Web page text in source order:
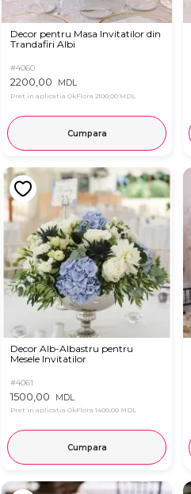
Decor pentru Masa Invitatilor din
Trandafiri Albi
#4060
2200,00 MDL
Pret in aplicatia OkFlora 2100,00 MDL
Cumpara
Decor Alb-Albastru pentru
Mesele Invitatilor
#4061
1500,00 MDL
Pret in aplicatia OkFlora 1400,00 MDL
Cumpara